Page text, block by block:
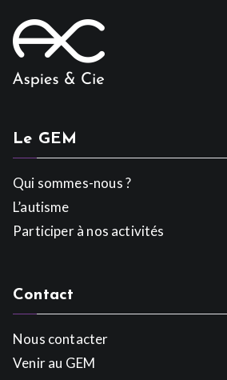
Le GEM
Qui sommes-nous ?
L’autisme
Participer à nos activités
Contact
Nous contacter
Venir au GEM